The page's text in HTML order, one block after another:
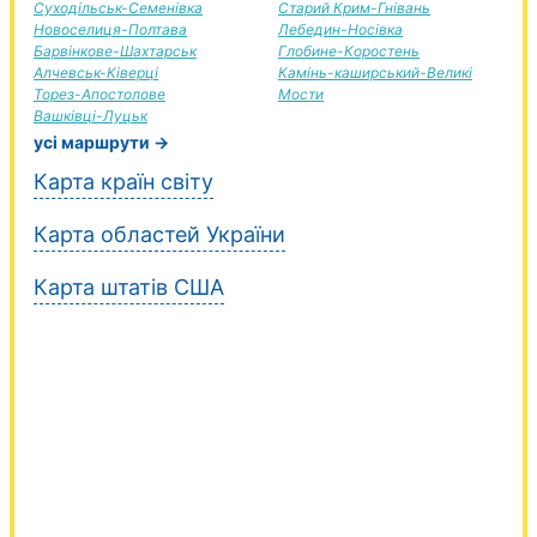
Суходільськ-Семенівка
Новоселиця-Полтава
Барвінкове-Шахтарськ
Алчевськ-Ківерці
Торез-Апостолове
Вашківці-Луцьк
Старий Крим-Гнівань
Лебедин-Носівка
Глобине-Коростень
Камінь-каширський-Великі
Мости
усі маршрути →
Карта країн світу
Карта областей України
Карта штатів США